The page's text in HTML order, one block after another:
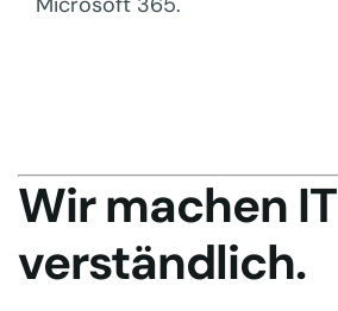
Wir machen IT
verständlich.